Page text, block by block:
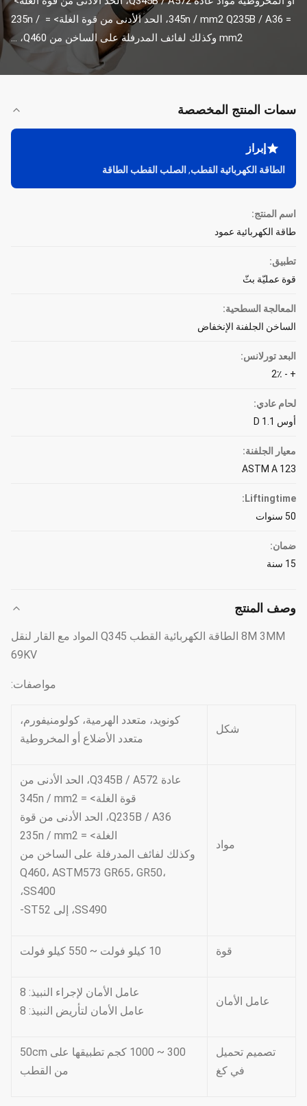
= 345n / mm2 Q235B / A36، الحد الأدنى من قوة الغلة> = 235n /
mm2 وكذلك لفائف المدرفلة على الساخن من Q460، ...
سمات المنتج المخصصة
إبراز
الطاقة الكهربائية القطب, الصلب القطب الطاقة
اسم المنتج:
طاقة الكهربائية عمود
تطبيق:
قوة عمليّة بثّ
المعالجة السطحية:
الساخن الجلفنة الإنخفاض
البعد تورلانس:
+ - 2٪
لحام عادي:
أوس D 1.1
معيار الجلفنة:
ASTM A 123
Liftingtime:
50 سنوات
ضمان:
15 سنة
وصف المنتج
8M 3MM الطاقة الكهربائية القطب Q345 المواد مع القار لنقل
69KV
مواصفات:
شكل
كونويد، متعدد الهرمية، كولومنيفورم،
متعدد الأضلاع أو المخروطية
مواد
عادة Q345B / A572، الحد الأدنى من
قوة الغلة> = 345n / mm2
Q235B / A36، الحد الأدنى من قوة
الغلة> = 235n / mm2
وكذلك لفائف المدرفلة على الساخن من
Q460، ASTM573 GR65، GR50،
SS400،
SS490، إلى ST52-
قوة 10 كيلو فولت ~ 550 كيلو فولت
عامل الأمان
عامل الأمان لإجراء النبيذ: 8
عامل الأمان لتأريض النبيذ: 8
تصميم تحميل
في كغ
300 ~ 1000 كجم تطبيقها على 50cm
من القطب